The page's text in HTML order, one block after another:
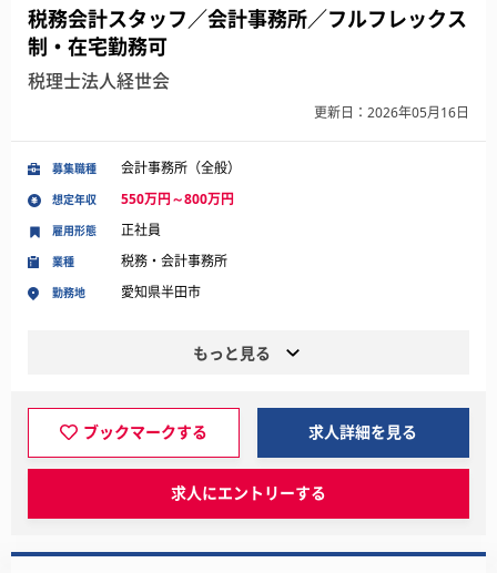
税務会計スタッフ／会計事務所／フルフレックス
制・在宅勤務可
税理士法人経世会
更新日：2026年05月16日
募集職種 会計事務所（全般）
想定年収 550万円～800万円
業種 税務・会計事務所
勤務地 愛知県半田市
雇用形態 正社員
もっと見る
ブックマークする 求人詳細を見る
求人にエントリーする